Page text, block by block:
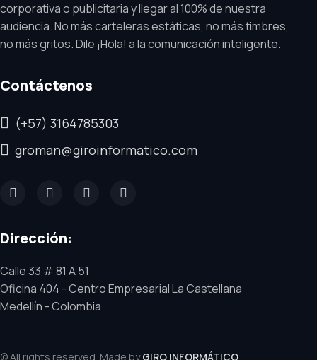
corporativa o publicitaria y llegar al 100% de nuestra
audiencia. No más carteleras estáticas, no más timbres,
no más gritos. Dile ¡Hola! a la comunicación inteligente.
Contáctenos
(+57) 3164785303
groman@giroinformatico.com
Dirección:
Calle 33 # 81 A 51
Oficina 404 - Centro Empresarial La Castellana
Medellín - Colombia
© All rights reserved. Made byGIRO INFORMÁTICO